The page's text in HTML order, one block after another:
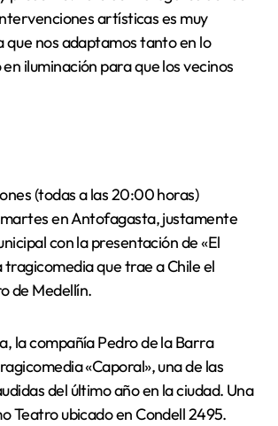
artísticas es muy
nos adaptamos tanto en lo
iluminación para que los vecinos
(todas a las 20:00 horas)
en Antofagasta, justamente
con la presentación de «El
tragicomedia que trae a Chile el
de Medellín.
la compañía Pedro de la Barra
«Caporal», una de las
del último año en la ciudad. Una
Teatro ubicado en Condell 2495.